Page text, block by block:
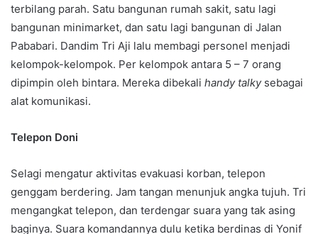
terbilang parah. Satu bangunan rumah sakit, satu lagi
bangunan minimarket, dan satu lagi bangunan di Jalan
Pababari. Dandim Tri Aji lalu membagi personel menjadi
kelompok-kelompok. Per kelompok antara 5 – 7 orang
dipimpin oleh bintara. Mereka dibekali handy talkysebagai
alat komunikasi.
Telepon Doni
Selagi mengatur aktivitas evakuasi korban, telepon
genggam berdering. Jam tangan menunjuk angka tujuh. Tri
mengangkat telepon, dan terdengar suara yang tak asing
baginya. Suara komandannya dulu ketika berdinas di Yonif